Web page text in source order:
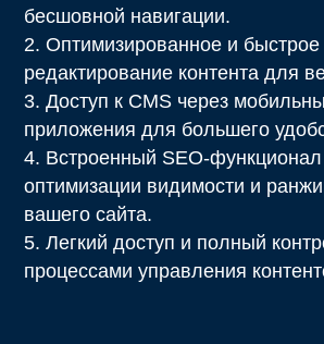
бесшовной навигации.
2. Оптимизированное и быстрое
редактирование контента для
3. Доступ к CMS через
приложения для большего
4. Встроенный SEO-
оптимизации видимости и
вашего сайта.
5. Легкий доступ и полный
процессами управления